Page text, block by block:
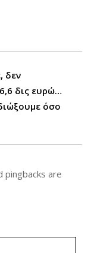
δεν
δις ευρώ…
όσο
pingbacks are